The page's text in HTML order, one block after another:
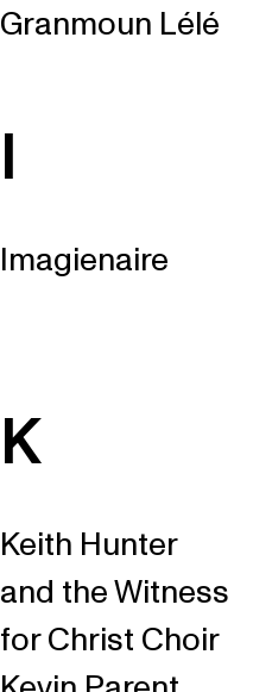
Granmoun Lélé
I
Imagienaire
K
Keith Hunter
and the Witness
for Christ Choir